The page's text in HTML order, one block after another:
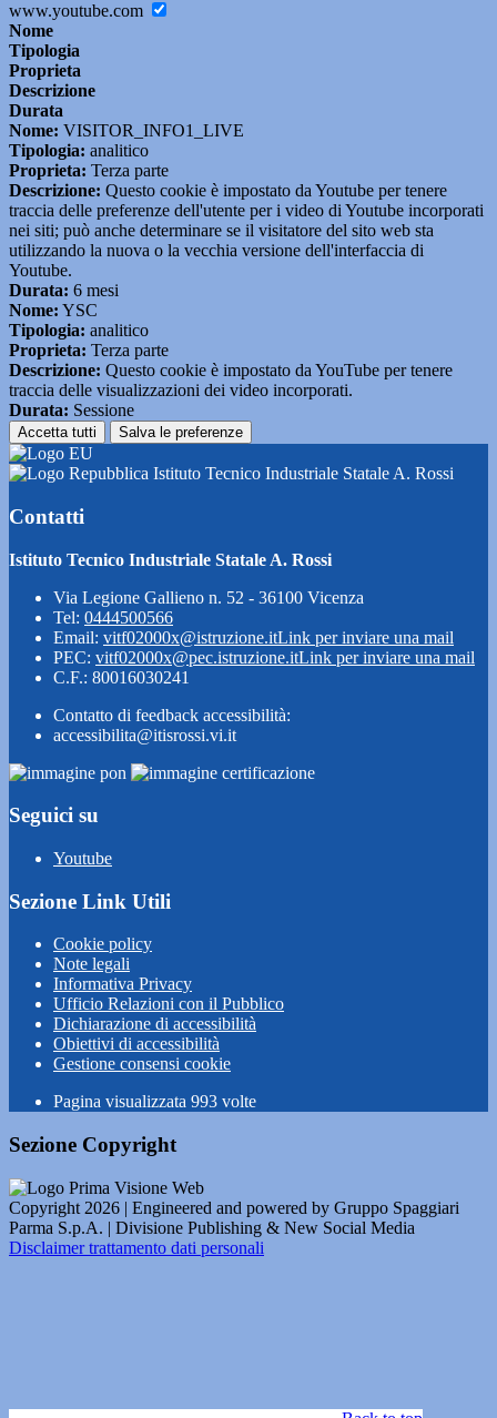
www.youtube.com
Nome
Tipologia
Proprieta
Descrizione
Durata
Nome: VISITOR_INFO1_LIVE
Tipologia: analitico
Proprieta: Terza parte
Descrizione: Questo cookie è impostato da Youtube per tenere
traccia delle preferenze dell'utente per i video di Youtube incorporati
nei siti; può anche determinare se il visitatore del sito web sta
utilizzando la nuova o la vecchia versione dell'interfaccia di
Youtube.
Durata: 6 mesi
Nome: YSC
Tipologia: analitico
Proprieta: Terza parte
Descrizione: Questo cookie è impostato da YouTube per tenere
traccia delle visualizzazioni dei video incorporati.
Durata: Sessione
Accetta tutti Salva le preferenze
Istituto Tecnico Industriale Statale A. Rossi
Contatti
Istituto Tecnico Industriale Statale A. Rossi
Via Legione Gallieno n. 52 - 36100 Vicenza
Tel: 0444500566
Email: vitf02000x@istruzione.itLink per inviare una mail
PEC: vitf02000x@pec.istruzione.itLink per inviare una mail
C.F.: 80016030241
Contatto di feedback accessibilità:
accessibilita@itisrossi.vi.it
Seguici su
Youtube
Sezione Link Utili
Cookie policy
Note legali
Informativa Privacy
Ufficio Relazioni con il Pubblico
Dichiarazione di accessibilità
Obiettivi di accessibilità
Gestione consensi cookie
Pagina visualizzata 993 volte
Sezione Copyright
Copyright 2026 | Engineered and powered by Gruppo Spaggiari
Parma S.p.A. | Divisione Publishing & New Social Media
Disclaimer trattamento dati personali